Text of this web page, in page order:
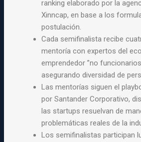
ranking elaborado por la
Xinncap, en base a los
postulación.
Cada semifinalista recibe
mentoría con expertos del
emprendedor ”no
asegurando diversidad de
Las mentorías siguen el
por Santander Corporativo,
las startups resuelvan de
problemáticas reales de la
Los semifinalistas participan